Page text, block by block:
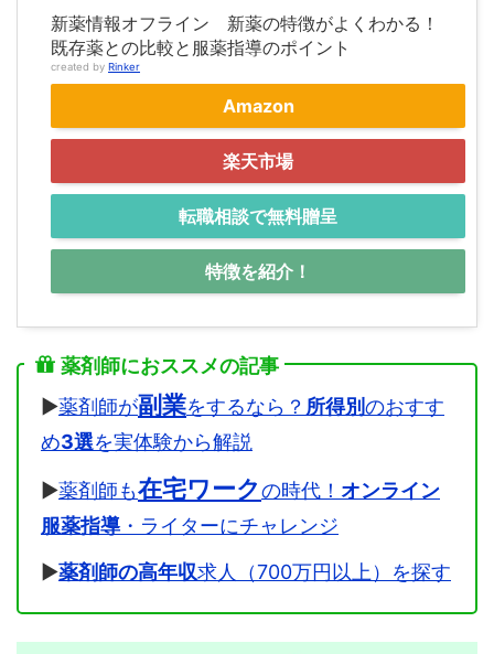
新薬情報オフライン 新薬の特徴がよくわかる！
既存薬との比較と服薬指導のポイント
created by Rinker
Amazon
楽天市場
転職相談で無料贈呈
特徴を紹介！
薬剤師におススメの記事
▶薬剤師が副業をするなら？ 所得別のおすす
め3選を実体験から解説
▶薬剤師も在宅ワークの時代！ オンライン
服薬指導 ・ライターにチャレンジ
▶薬剤師の高年収求人（700万円以上）を探す